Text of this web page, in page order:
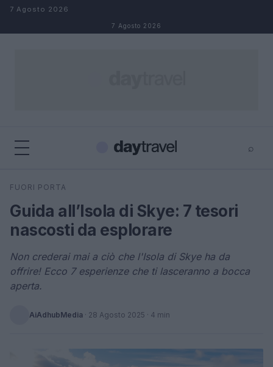
Salta al contenuto
7 Agosto 2026
7 Agosto 2026
⌕
Cerca
FUORI PORTA
Guida all’Isola di Skye: 7 tesori
nascosti da esplorare
Non crederai mai a ciò che l'Isola di Skye ha da
offrire! Ecco 7 esperienze che ti lasceranno a bocca
aperta.
AiAdhubMedia · 28 Agosto 2025 · 4 min